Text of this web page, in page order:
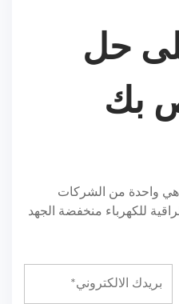
حل
بك
هي واحدة من الشركات
للكهرباء منخفضة الجهد